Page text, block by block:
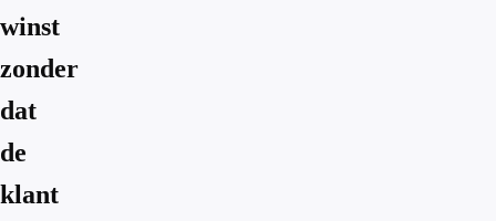
winst
zonder
dat
de
klant